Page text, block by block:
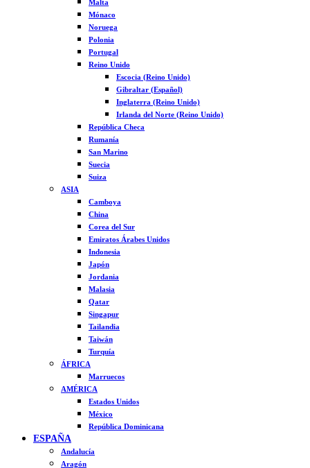
Malta
Mónaco
Noruega
Polonia
Portugal
Reino Unido
Escocia (Reino Unido)
Gibraltar (Español)
Inglaterra (Reino Unido)
Irlanda del Norte (Reino Unido)
República Checa
Rumanía
San Marino
Suecia
Suiza
ASIA
Camboya
China
Corea del Sur
Emiratos Árabes Unidos
Indonesia
Japón
Jordania
Malasia
Qatar
Singapur
Tailandia
Taiwán
Turquía
ÁFRICA
Marruecos
AMÉRICA
Estados Unidos
México
República Dominicana
ESPAÑA
Andalucía
Aragón